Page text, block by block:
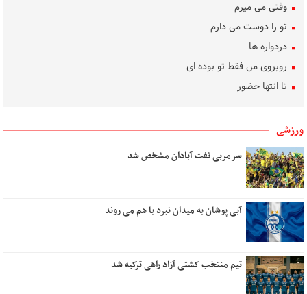
وقتی می میرم
تو را دوست می دارم
دردواره‌ ها
روبروی من فقط تو بوده ای
تا انتها حضور
روشنی، من، گل، آب
بوسه‌های باران
تکلیف دل
بهار غریب
دلم برای کسی تنگ است
هنر گام زمان
در کوچه سار شب
رویای آشنا
تو کیستی ؟
ورزشی
سرمربی نفت آبادان مشخص شد
آبی پوشان به میدان نبرد با هم می روند
تیم منتخب کشتی آزاد راهی ترکیه شد